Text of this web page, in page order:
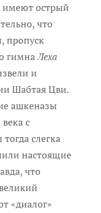
острый
что
пропуск
гимнаЛеха
и
Шабтая Цви.
ашкеназы
с
слегка
настоящие
что
«диалог»